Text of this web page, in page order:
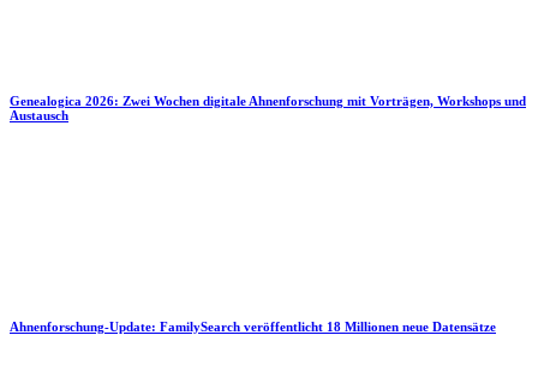
Genealogica 2026: Zwei Wochen digitale Ahnenforschung mit Vorträgen, Workshops und
Austausch
Ahnenforschung-Update: FamilySearch veröffentlicht 18 Millionen neue Datensätze